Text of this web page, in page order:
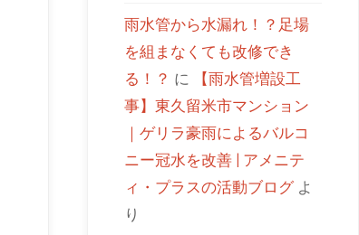
雨水管から水漏れ！？足場
を組まなくても改修でき
る！？ に
【雨水管増設工
事】東久留米市マンション
｜ゲリラ豪雨によるバルコ
ニー冠水を改善 | アメニテ
ィ・プラスの活動ブログよ
り